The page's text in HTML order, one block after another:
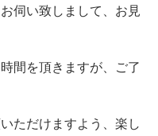
伺い致しまして、お見
間を頂きますが、ご了
ただけますよう、楽し